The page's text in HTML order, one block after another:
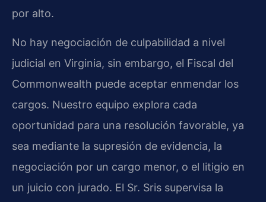
por alto.
No hay negociación de culpabilidad a nivel
judicial en Virginia, sin embargo, el Fiscal del
Commonwealth puede aceptar enmendar los
cargos. Nuestro equipo explora cada
oportunidad para una resolución favorable, ya
sea mediante la supresión de evidencia, la
negociación por un cargo menor, o el litigio en
un juicio con jurado. El Sr. Sris supervisa la